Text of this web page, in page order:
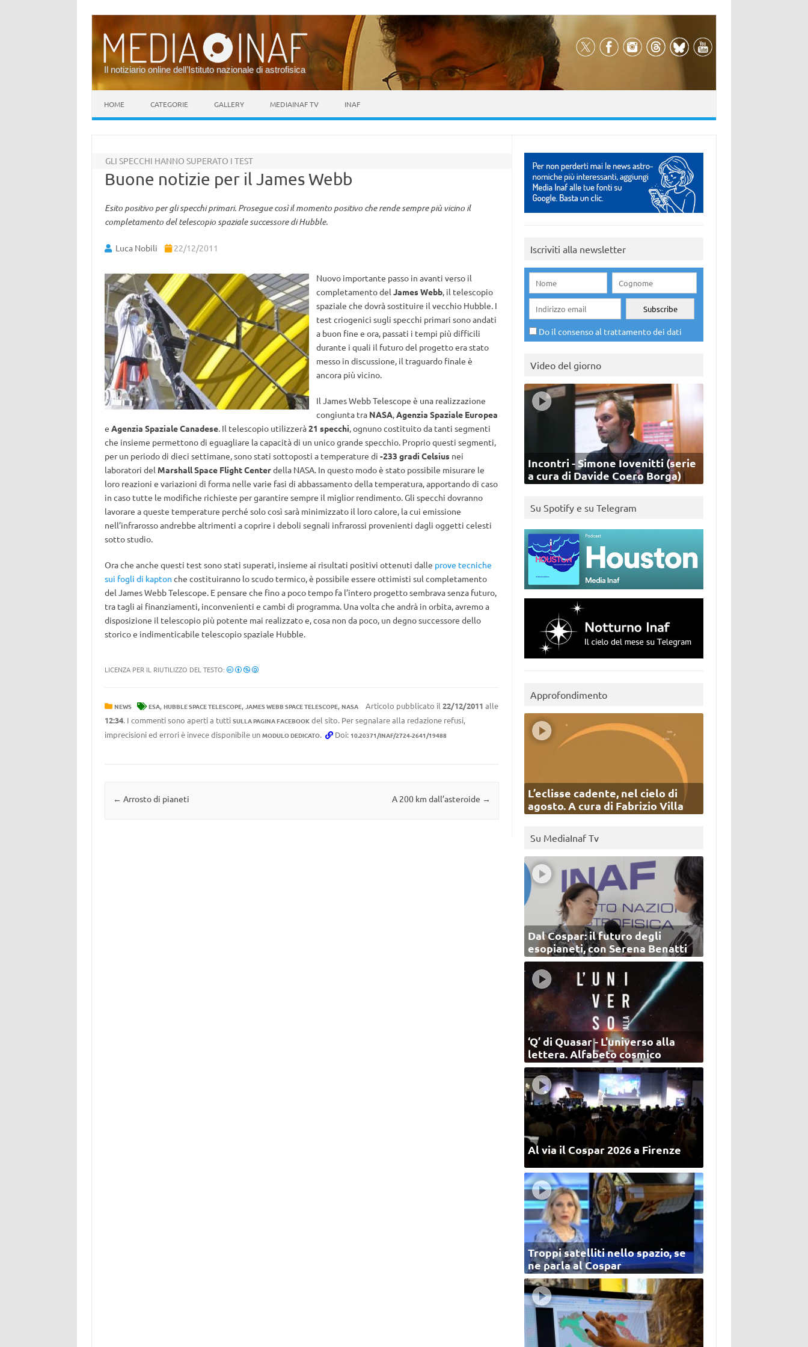
Il notiziario online dell’Istituto nazionale di astrofisica
HOME CATEGORIE GALLERY MEDIAINAF TV INAF
GLI SPECCHI HANNO SUPERATO I TEST
Buone notizie per il James Webb
Esito positivo per gli specchi primari. Prosegue così il momento positivo che rende sempre più vicino il
completamento del telescopio spaziale successore di Hubble.
Luca Nobili 22/12/2011
Nuovo importante passo in avanti verso il
completamento del James Webb, il telescopio
spaziale che dovrà sostituire il vecchio Hubble. I
test criogenici sugli specchi primari sono andati
a buon fine e ora, passati i tempi più difficili
durante i quali il futuro del progetto era stato
messo in discussione, il traguardo finale è
ancora più vicino.
Il James Webb Telescope è una realizzazione
congiunta tra NASA,Agenzia Spaziale Europea
e Agenzia Spaziale Canadese. Il telescopio utilizzerà21 specchi, ognuno costituito da tanti segmenti
che insieme permettono di eguagliare la capacità di un unico grande specchio. Proprio questi segmenti,
per un periodo di dieci settimane, sono stati sottoposti a temperature di -233 gradi Celsius nei
laboratori del Marshall Space Flight Centerdella NASA. In questo modo è stato possibile misurare le
loro reazioni e variazioni di forma nelle varie fasi di abbassamento della temperatura, apportando di caso
in caso tutte le modifiche richieste per garantire sempre il miglior rendimento. Gli specchi dovranno
lavorare a queste temperature perché solo così sarà minimizzato il loro calore, la cui emissione
nell’infrarosso andrebbe altrimenti a coprire i deboli segnali infrarossi provenienti dagli oggetti celesti
sotto studio.
Ora che anche questi test sono stati superati, insieme ai risultati positivi ottenuti dalle prove tecniche
sui fogli di kapton che costituiranno lo scudo termico, è possibile essere ottimisti sul completamento
del James Webb Telescope. E pensare che fino a poco tempo fa l’intero progetto sembrava senza futuro,
tra tagli ai finanziamenti, inconvenienti e cambi di programma. Una volta che andrà in orbita, avremo a
disposizione il telescopio più potente mai realizzato e, cosa non da poco, un degno successore dello
storico e indimenticabile telescopio spaziale Hubble.
LICENZA PER IL RIUTILIZZO DEL TESTO:
NEWS ESA, HUBBLE SPACE TELESCOPE, JAMES WEBB SPACE TELESCOPE, NASA Articolo pubblicato il 22/12/2011 alle
12:34. I commenti sono aperti a tutti SULLA PAGINA FACEBOOKdel sito. Per segnalare alla redazione refusi,
imprecisioni ed errori è invece disponibile un MODULO DEDICATO. Doi: 10.20371/INAF/2724-2641/19488
Navigazione articolo
← Arrosto di pianeti A 200 km dall’asteroide →
Iscriviti alla newsletter
Do il consenso al trattamento dei dati
Video del giorno
Incontri - Simone Iovenitti (serie
a cura di Davide Coero Borga)
Su Spotify e su Telegram
Approfondimento
L’eclisse cadente, nel cielo di
agosto. A cura di Fabrizio Villa
Su MediaInaf Tv
Dal Cospar: il futuro degli
esopianeti, con Serena Benatti
‘Q’ di Quasar - L'universo alla
lettera. Alfabeto cosmico
Al via il Cospar 2026 a Firenze
Troppi satelliti nello spazio, se
ne parla al Cospar